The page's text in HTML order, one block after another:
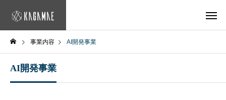
事業内容 AI開発事業
AI開発事業